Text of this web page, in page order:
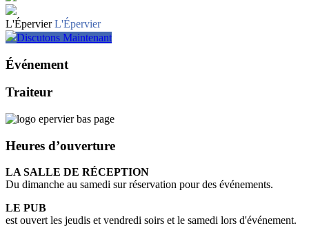
L'Épervier L'Épervier
Discutons Maintenant
Événement
Traiteur
Heures d’ouverture
LA SALLE DE RÉCEPTION
Du dimanche au samedi sur réservation pour des événements.
LE PUB
est ouvert les jeudis et vendredi soirs et le samedi lors d'événement.